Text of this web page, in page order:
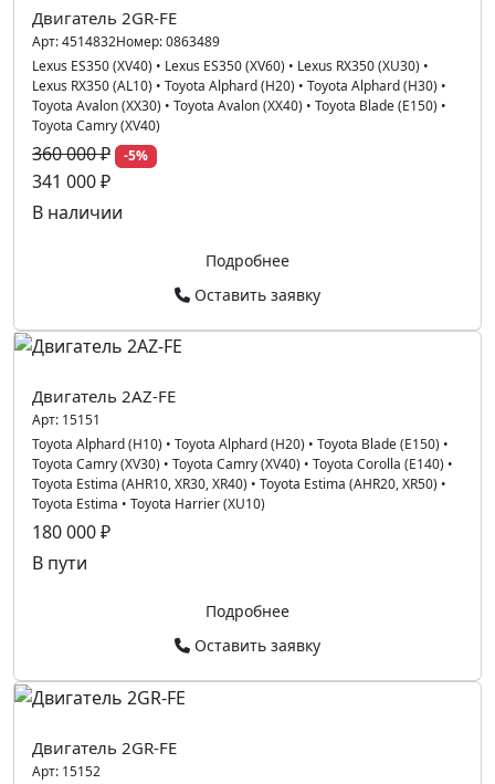
Двигатель 2GR-FE
Арт:4514832Номер:0863489
Lexus ES350 (XV40) • Lexus ES350 (XV60) • Lexus RX350 (XU30) •
Lexus RX350 (AL10) • Toyota Alphard (H20) • Toyota Alphard (H30) •
Toyota Avalon (XX30) • Toyota Avalon (XX40) • Toyota Blade (E150) •
Toyota Camry (XV40)
360 000 ₽ -5%
341 000 ₽
В наличии
Подробнее
Оставить заявку
Двигатель 2AZ-FE
Арт: 15151
Toyota Alphard (H10) • Toyota Alphard (H20) • Toyota Blade (E150) •
Toyota Camry (XV30) • Toyota Camry (XV40) • Toyota Corolla (E140) •
Toyota Estima (AHR10, XR30, XR40) • Toyota Estima (AHR20, XR50) •
Toyota Estima • Toyota Harrier (XU10)
180 000 ₽
В пути
Подробнее
Оставить заявку
Двигатель 2GR-FE
Арт: 15152